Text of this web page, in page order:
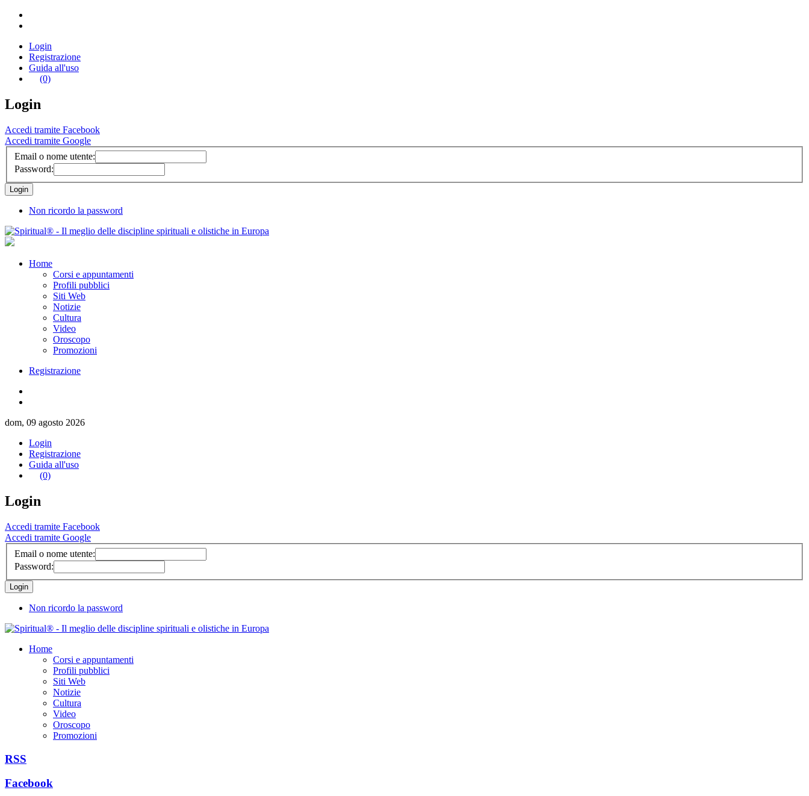
Login
Registrazione
Guida all'uso
(0)
Login
Accedi tramite Facebook
Accedi tramite Google
Email o nome utente:
Password:
Non ricordo la password
Home
Corsi e appuntamenti
Profili pubblici
Siti Web
Notizie
Cultura
Video
Oroscopo
Promozioni
Registrazione
dom, 09 agosto 2026
Login
Registrazione
Guida all'uso
(0)
Login
Accedi tramite Facebook
Accedi tramite Google
Email o nome utente:
Password:
Non ricordo la password
Home
Corsi e appuntamenti
Profili pubblici
Siti Web
Notizie
Cultura
Video
Oroscopo
Promozioni
RSS
Facebook